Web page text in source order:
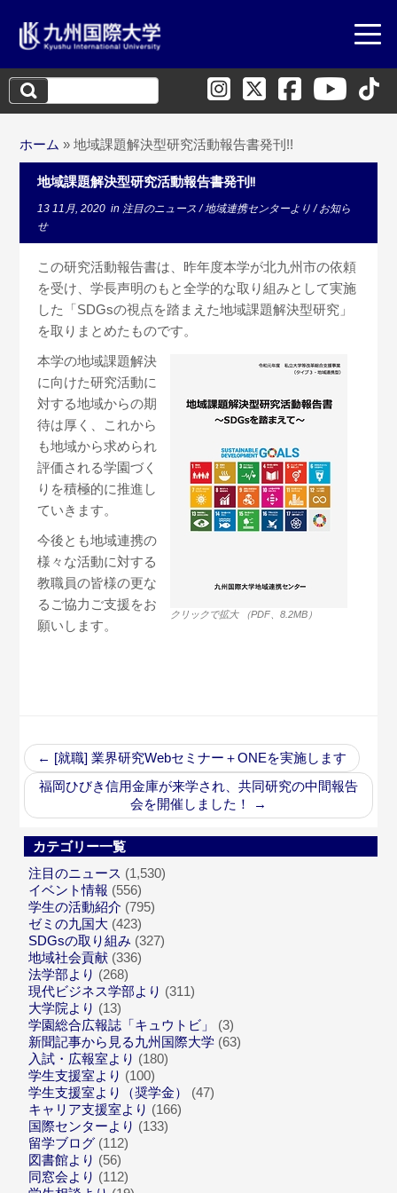
検
索:
ホーム » 地域課題解決型研究活動報告書発刊!!
地域課題解決型研究活動報告書発刊!!
13 11月, 2020 in 注目のニュース/地域連携センターより/お知ら
せ
この研究活動報告書は、昨年度本学が北九州市の依頼
を受け、学長声明のもと全学的な取り組みとして実施
した「SDGsの視点を踏まえた地域課題解決型研究」
を取りまとめたものです。
クリックで拡大 （PDF、8.2MB）
本学の地域課題解決
に向けた研究活動に
対する地域からの期
待は厚く、これから
も地域から求められ
評価される学園づく
りを積極的に推進し
ていきます。
今後とも地域連携の
様々な活動に対する
教職員の皆様の更な
るご協力ご支援をお
願いします。
← [就職] 業界研究Webセミナー＋ONEを実施します
福岡ひびき信用金庫が来学され、共同研究の中間報告
会を開催しました！
→
カテゴリー一覧
注目のニュース (1,530)
イベント情報 (556)
学生の活動紹介 (795)
ゼミの九国大 (423)
SDGsの取り組み (327)
地域社会貢献 (336)
法学部より (268)
現代ビジネス学部より (311)
大学院より (13)
学園総合広報誌「キュウトビ」
(3)
新聞記事から見る九州国際大学 (63)
入試・広報室より (180)
学生支援室より (100)
学生支援室より（奨学金）
(47)
キャリア支援室より (166)
国際センターより (133)
留学ブログ (112)
図書館より (56)
同窓会より (112)